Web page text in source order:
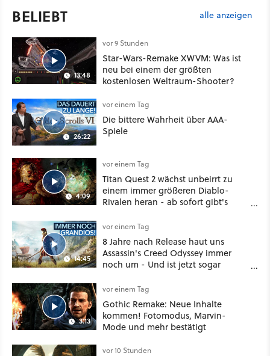
BELIEBT alle anzeigen
13:48
vor 9 Stunden
Star-Wars-Remake XWVM: Was ist
neu bei einem der größten
kostenlosen Weltraum-Shooter?
26:22
vor einem Tag
Die bittere Wahrheit über AAA-
Spiele
4:09
vor einem Tag
Titan Quest 2 wächst unbeirrt zu
einem immer größeren Diablo-
Rivalen heran - ab sofort gibt's
Klasse
14:45
vor einem Tag
8 Jahre nach Release haut uns
Assassin's Creed Odyssey immer
noch um - Und ist jetzt sogar
3:13
vor einem Tag
Gothic Remake: Neue Inhalte
kommen! Fotomodus, Marvin-
Mode und mehr bestätigt
vor 10 Stunden